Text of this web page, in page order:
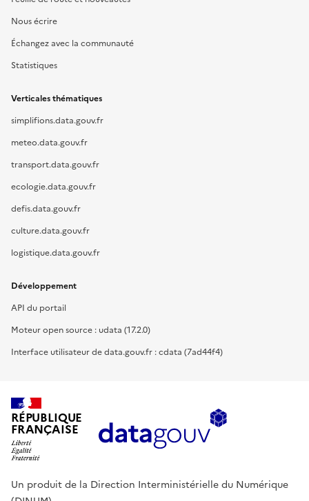
Nous écrire
Échangez avec la communauté
Statistiques
Verticales thématiques
simplifions.data.gouv.fr
meteo.data.gouv.fr
transport.data.gouv.fr
ecologie.data.gouv.fr
defis.data.gouv.fr
culture.data.gouv.fr
logistique.data.gouv.fr
Développement
API du portail
Moteur open source : udata (17.2.0)
Interface utilisateur de data.gouv.fr : cdata (7ad44f4)
RÉPUBLIQUE
FRANÇAISE
Un produit de la Direction Interministérielle du Numérique